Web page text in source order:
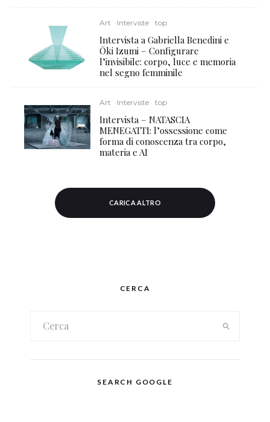
Art Interviste top
Intervista a Gabriella Benedini e
Ōki Izumi – Configurare
l’invisibile: corpo, luce e memoria
nel segno femminile
Art Interviste top
Intervista – NATASCIA
MENEGATTI: l’ossessione come
forma di conoscenza tra corpo,
materia e AI
CARICA ALTRO
CERCA
SEARCH GOOGLE